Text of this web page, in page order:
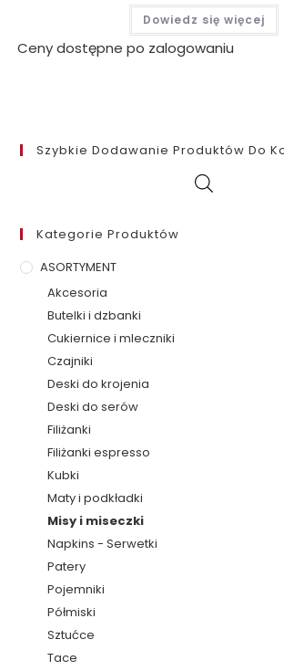
Dowiedz się więcej
Ceny dostępne po zalogowaniu
Szybkie Dodawanie Produktów Do
Kategorie Produktów
ASORTYMENT
Akcesoria
Butelki i dzbanki
Cukiernice i mleczniki
Czajniki
Deski do krojenia
Deski do serów
Filiżanki
Filiżanki espresso
Kubki
Maty i podkładki
Misy i miseczki
Napkins - Serwetki
Patery
Pojemniki
Półmiski
Sztućce
Tace